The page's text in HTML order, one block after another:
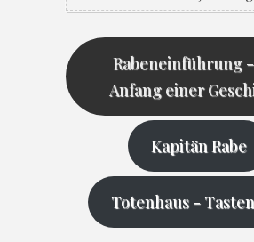
Rabeneinführung
Anfang einer
Kapitän Rabe
Totenhaus -